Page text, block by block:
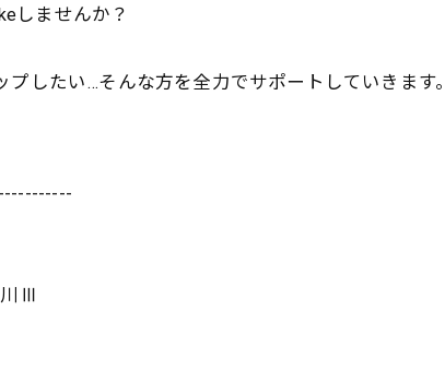
しませんか？
プしたい…そんな方を全力でサポートしていきます。
川Ⅲ